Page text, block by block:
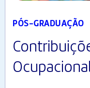
PÓS-GRADUAÇÃO